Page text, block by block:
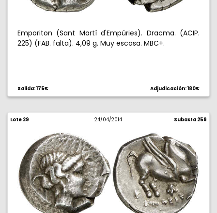
Emporiton (Sant Martí d'Empúries). Dracma. (ACIP.
225) (FAB. falta). 4,09 g. Muy escasa. MBC+.
Salida: 175€ Adjudicación: 180€
Lote 29 24/04/2014 Subasta 259